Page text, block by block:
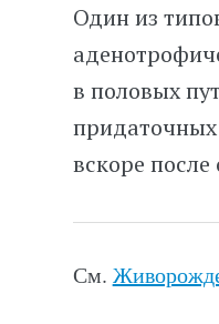
Один из
в половых
придаточных
вскоре
См.